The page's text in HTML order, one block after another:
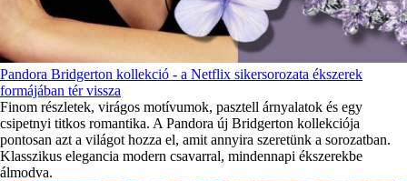
Pandora Bridgerton kollekció - a Netflix sikersorozata ékszerek
formájában tér vissza
Finom részletek, virágos motívumok, pasztell árnyalatok és egy
csipetnyi titkos romantika. A Pandora új Bridgerton kollekciója
pontosan azt a világot hozza el, amit annyira szeretünk a sorozatban.
Klasszikus elegancia modern csavarral, mindennapi ékszerekbe
álmodva.